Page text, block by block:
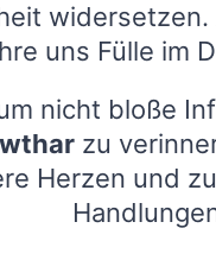
uns Fülle im
nicht bloße
zu
Herzen und